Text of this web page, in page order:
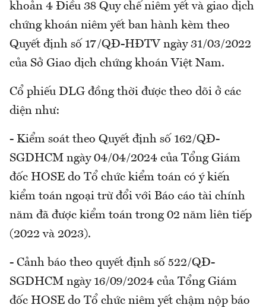
khoản 4 Điều 38 Quy chế niêm yết và giao dịch
chứng khoán niêm yết ban hành kèm theo
Quyết định số 17/QĐ-HĐTV ngày 31/03/2022
của Sở Giao dịch chứng khoán Việt Nam.
Cổ phiếu DLG đồng thời được theo dõi ở các
diện như:
- Kiểm soát theo Quyết định số 162/QĐ-
SGDHCM ngày 04/04/2024 của Tổng Giám
đốc HOSE do Tổ chức kiểm toán có ý kiến
kiểm toán ngoại trừ đổi với Báo cáo tài chính
năm đã được kiểm toán trong 02 năm liên tiếp
(2022 và 2023).
- Cảnh báo theo quyết định số 522/QĐ-
SGDHCM ngày 16/09/2024 của Tổng Giám
đốc HOSE do Tổ chức niêm yết chậm nộp báo